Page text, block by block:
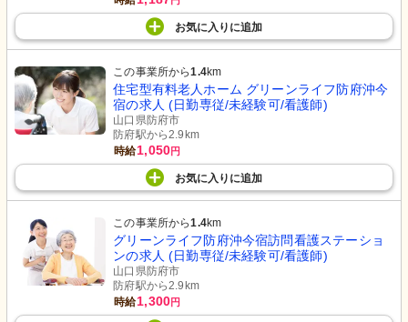
お気に入り に追加
この事業所から1.4km
住宅型有料老人ホーム グリーンライフ防府沖今
宿の求人 (日勤専従/未経験可/看護師)
山口県防府市
防府駅から2.9km
時給1,050円
お気に入り に追加
この事業所から1.4km
グリーンライフ防府沖今宿訪問看護ステーショ
ンの求人 (日勤専従/未経験可/看護師)
山口県防府市
防府駅から2.9km
時給1,300円